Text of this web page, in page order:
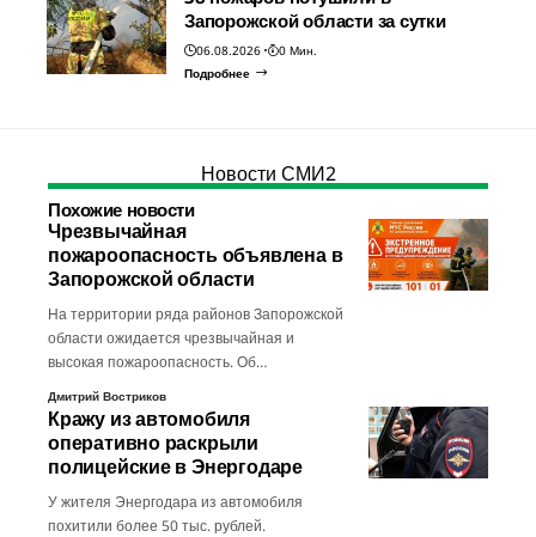
Запорожской области за сутки
06.08.2026
0 Мин.
Подробнее
Новости СМИ2
Похожие новости
Чрезвычайная
пожароопасность объявлена в
Запорожской области
На территории ряда районов Запорожской
области ожидается чрезвычайная и
высокая пожароопасность. Об…
Дмитрий Востриков
Кражу из автомобиля
оперативно раскрыли
полицейские в Энергодаре
У жителя Энергодара из автомобиля
похитили более 50 тыс. рублей.